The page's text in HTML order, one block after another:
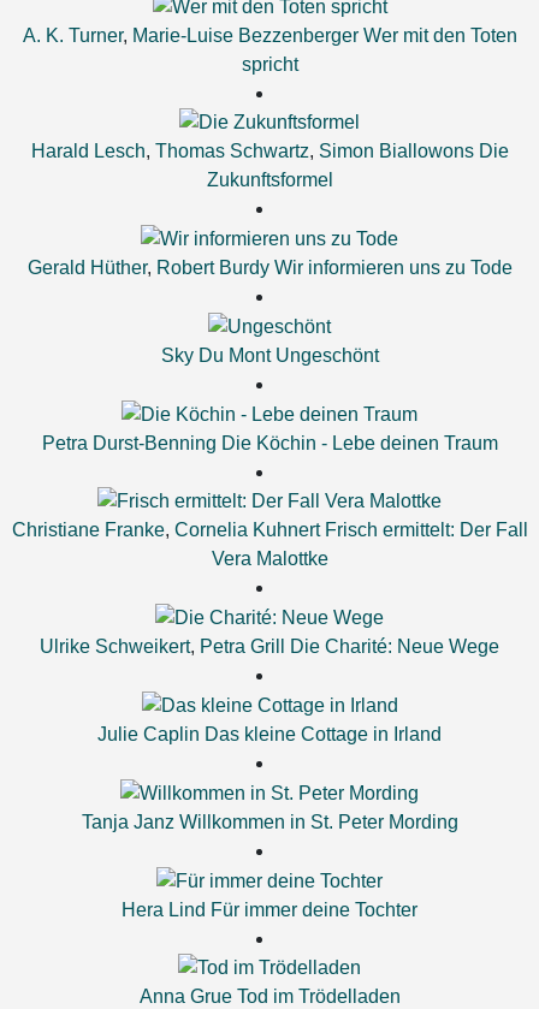
A. K. Turner, Marie-Luise Bezzenberger Wer mit den Toten
spricht
Harald Lesch, Thomas Schwartz, Simon Biallowons Die
Zukunftsformel
Gerald Hüther, Robert Burdy Wir informieren uns zu Tode
Sky Du Mont Ungeschönt
Petra Durst-Benning Die Köchin - Lebe deinen Traum
Christiane Franke, Cornelia Kuhnert Frisch ermittelt: Der Fall
Vera Malottke
Ulrike Schweikert, Petra Grill Die Charité: Neue Wege
Julie Caplin Das kleine Cottage in Irland
Tanja Janz Willkommen in St. Peter Mording
Hera Lind Für immer deine Tochter
Anna Grue Tod im Trödelladen